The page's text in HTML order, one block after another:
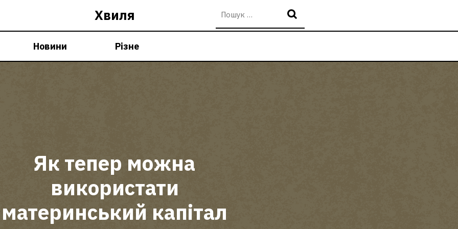
Хвиля
Новини Різне
Як тепер можна
використати
материнський капітал